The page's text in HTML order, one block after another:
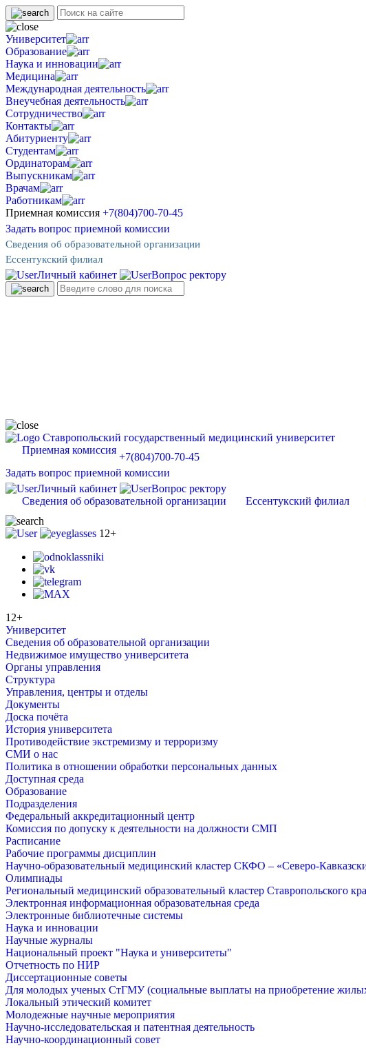
Университет
Образование
Наука и инновации
Медицина
Международная деятельность
Внеучебная деятельность
Сотрудничество
Контакты
Абитуриенту
Студентам
Ординаторам
Выпускникам
Врачам
Работникам
Приемная комиссия +7(804)700-70-45
Задать вопрос приемной комиссии
Сведения об образовательной организации
Ессентукский филиал
Личный кабинет Вопрос ректору
Ставропольский государственный медицинский университет
Приемная комиссия
+7(804)700-70-45
Задать вопрос приемной комиссии
Личный кабинет
Вопрос ректору
Сведения об образовательной организации
Ессентукский филиал
12+
12+
Университет
Сведения об образовательной организации
Недвижимое имущество университета
Органы управления
Структура
Управления, центры и отделы
Документы
Доска почёта
История университета
Противодействие экстремизму и терроризму
СМИ о нас
Политика в отношении обработки персональных данных
Доступная среда
Образование
Подразделения
Федеральный аккредитационный центр
Комиссия по допуску к деятельности на должности СМП
Расписание
Рабочие программы дисциплин
Научно-образовательный медицинский кластер СКФО – «Северо-
Олимпиады
Региональный медицинский образовательный кластер Ставропольского
Электронная информационная образовательная среда
Электронные библиотечные системы
Наука и инновации
Научные журналы
Национальный проект "Наука и университеты"
Отчетность по НИР
Диссертационные советы
Для молодых ученых СтГМУ (социальные выплаты на приобретение
Локальный этический комитет
Молодежные научные мероприятия
Научно-исследовательская и патентная деятельность
Научно-координационный совет